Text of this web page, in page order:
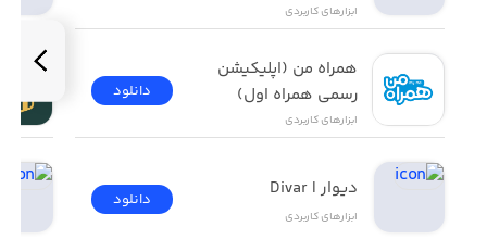
ابزار‌های کاربردی
رسمی همراه اول)
ابزار‌های کاربردی
دانلود
دیوار | Divar
ابزار‌های کاربردی
دانلود